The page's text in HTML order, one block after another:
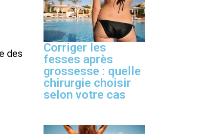
des
Corriger les
fesses après
grossesse : quelle
chirurgie choisir
selon votre cas